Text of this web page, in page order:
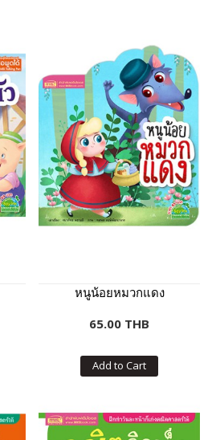
หนูน้อยหมวกแดง
65.00 THB
Add to Cart